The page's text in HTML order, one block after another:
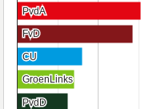
PvdA
PvdA
FvD
FvD
CU
CU
GroenLinks
GroenLinks
PvdD
PvdD